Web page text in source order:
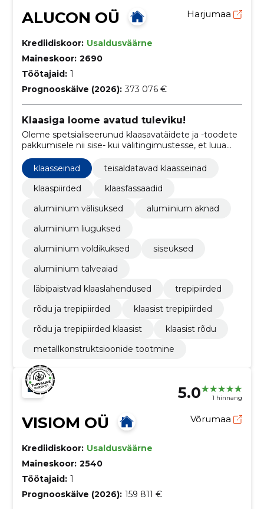
ALUCON OÜ Harjumaa
Krediidiskoor: Usaldusväärne
Maineskoor: 2690
Töötajaid: 1
Prognooskäive (2026): 373 076 €
Klaasiga loome avatud tuleviku!
Oleme spetsialiseerunud klaasavatäidete ja -toodete
pakkumisele nii sise- kui välitingimustesse, et luua
arengut soodustav töökeskkond ning kaasaegsed
ruumilahendused.
klaasseinad
teisaldatavad klaasseinad
klaaspiirded
klaasfassaadid
alumiinium välisuksed
alumiinium aknad
alumiinium liuguksed
alumiinium voldikuksed
siseuksed
alumiinium talveaiad
läbipaistvad klaaslahendused
trepipiirded
rõdu ja trepipiirded
klaasist trepipiirded
rõdu ja trepipiirded klaasist
klaasist rõdu
metallkonstruktsioonide tootmine
5.0 1 hinnang
VISIOM OÜ Võrumaa
Krediidiskoor: Usaldusväärne
Maineskoor: 2540
Töötajaid: 1
Prognooskäive (2026): 159 811 €